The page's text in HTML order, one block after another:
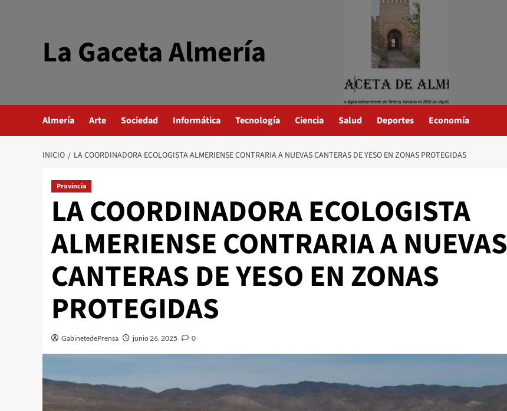
La Gaceta Almería
Almería Arte Sociedad Informática Tecnología Ciencia Salud Deportes Economía
INICIO LA COORDINADORA ECOLOGISTA ALMERIENSE CONTRARIA A NUEVAS CANTERAS DE YESO EN ZONAS PROTEGIDAS
Provincia
LA COORDINADORA ECOLOGISTA
ALMERIENSE CONTRARIA A NUEVAS
CANTERAS DE YESO EN ZONAS
PROTEGIDAS
GabinetedePrensa junio 26, 2025 0